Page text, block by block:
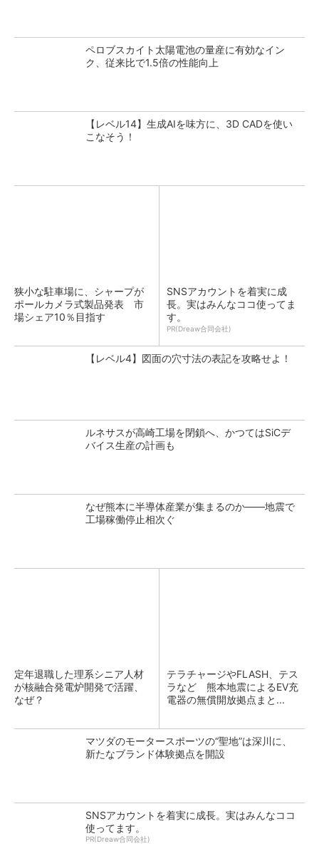
ペロブスカイト太陽電池の量産に有効なイン
ク、従来比で1.5倍の性能向上
【レベル14】生成AIを味方に、3D CADを使い
こなそう！
狭小な駐車場に、シャープが
ポールカメラ式製品発表 市
場シェア10％目指す
SNSアカウントを着実に成
長。実はみんなココ使ってま
す。
PR(Dreaw合同会社)
【レベル4】図面の穴寸法の表記を攻略せよ！
ルネサスが高崎工場を閉鎖へ、かつてはSiCデ
バイス生産の計画も
なぜ熊本に半導体産業が集まるのか――地震で
工場稼働停止相次ぐ
定年退職した理系シニア人材
が核融合発電炉開発で活躍、
なぜ？
テラチャージやFLASH、テス
ラなど 熊本地震によるEV充
電器の無償開放拠点まと...
マツダのモータースポーツの“聖地”は深川に、
新たなブランド体験拠点を開設
SNSアカウントを着実に成長。実はみんなココ
使ってます。
PR(Dreaw合同会社)